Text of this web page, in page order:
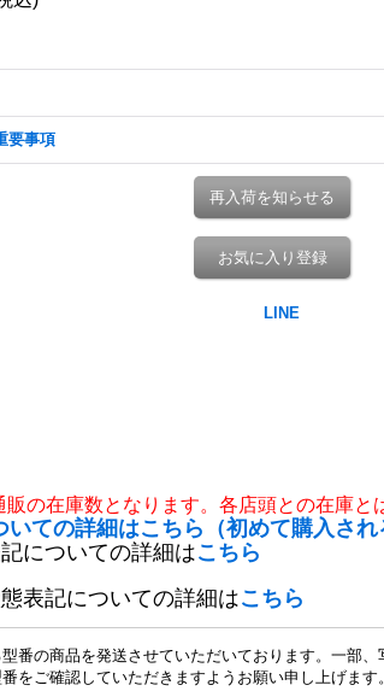
要事項
再入荷を知らせる
お気に入り登録
の在庫数となります。各店頭との在庫と
ての詳細はこちら（初めて購入され
についての詳細はこちら
表記についての詳細はこちら
番の商品を発送させていただいております。一部
をご確認していただきますようお願い申し上げます。